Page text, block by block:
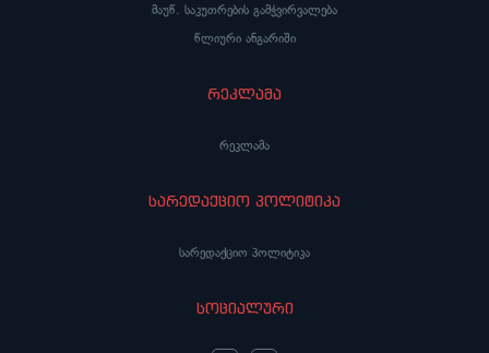
მაუწ. საკუთრების გამჭვირვალება
წლიური ანგარიში
რეკლამა
რეკლამა
სარედაქციო პოლიტიკა
სარედაქციო პოლიტიკა
სოციალური